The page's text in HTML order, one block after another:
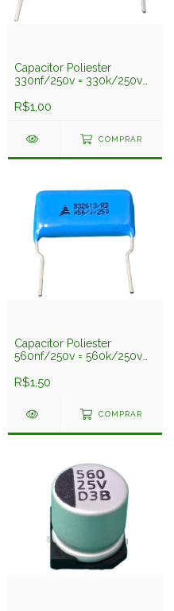
Capacitor Poliester
330nf/250v = 330k/250v
R$1,00
COMPRAR
Capacitor Poliester
560nf/250v = 560k/250v
R$1,50
COMPRAR